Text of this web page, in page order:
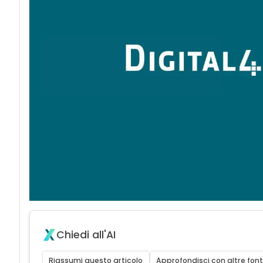
Chiedi all'AI
Riassumi questo articolo Approfondisci con altre